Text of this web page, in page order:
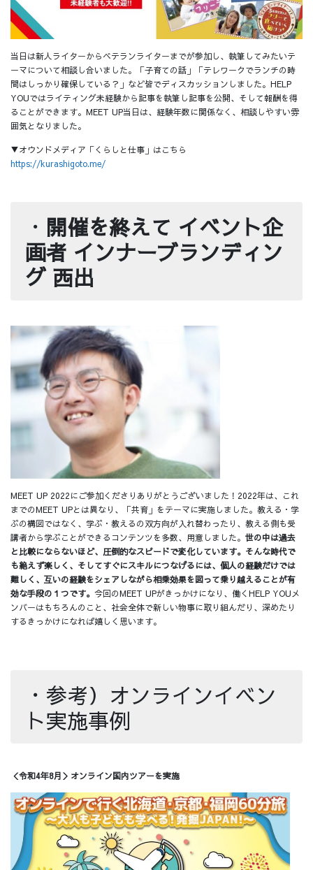
当日は新人ライターからベテランライターまでが参加し、執筆してみたいテ
ーマについて相談し合いました。「子育ての話」「テレワークでランチの時
間はしっかり確保している？」など皆でディスカッションしました。HELP
YOUではライティング未経験から記事を執筆し記事を公開、そして報酬を得
ることができます。MEET UP当日は、経験年数に関係なく、相談しやすい雰
囲気となりました。
▼オウンドメディア「くらしと仕事」はこちら
https://kurashigoto.me/
・ 開催を終えて イベント企
画者 インナーブランディン
グ 西出
MEET UP 2022にご参加くださりありがとうございました！2022年は、これ
までのMEET UPとは異なり、「共育」をテーマに実施しました。教える・学
ぶの構図ではなく、学ぶ・教えるの双方向が入れ替わったり、教える側も受
講者から学ぶことができるコンテンツを多数、用意しました。 世の中は過去
と比較にならないほど、圧倒的なスピードで変化しています。そんな時代で
も絶えず楽しく、そしてすぐにスキルにつなげるには、個人の経験だけでは
難しく、互いの経験をシェアしながら相乗効果を図って乗り越えることが有
効な手段の１つです。 今回のMEET UPがきっかけになり、働くHELP YOUメ
ンバーはもちろんのこと、社会全体で新しい物事に取り組んだり、深めたり
するきっかけになれば嬉しく思います。
・参考）オンラインイベン
ト実施事例
＜令和4年8月＞オンライン国内ツアーを実施